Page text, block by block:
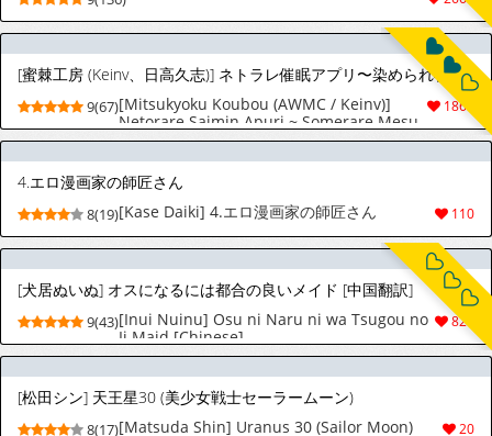
[蜜棘工房 (Keinv、日高久志)] ネトラレ催眠アプリ〜染められ牝媚びする母娘〜 [中国翻訳] [DL版]
1864
9(67)[Mitsukyoku Koubou (AWMC / Keinv)]
Netorare Saimin Apuri ~ Somerare Mesu-
nobi suru Haha-musume ~ [Chinese][AI
Translated]
4.エロ漫画家の師匠さん
110
8(19)[Kase Daiki] 4.エロ漫画家の師匠さん
[犬居ぬいぬ] オスになるには都合の良いメイド [中国翻訳]
828
9(43)[Inui Nuinu] Osu ni Naru ni wa Tsugou no
Ii Maid [Chinese]
[松田シン] 天王星30 (美少女戦士セーラームーン)
20
8(17)[Matsuda Shin] Uranus 30 (Sailor Moon)